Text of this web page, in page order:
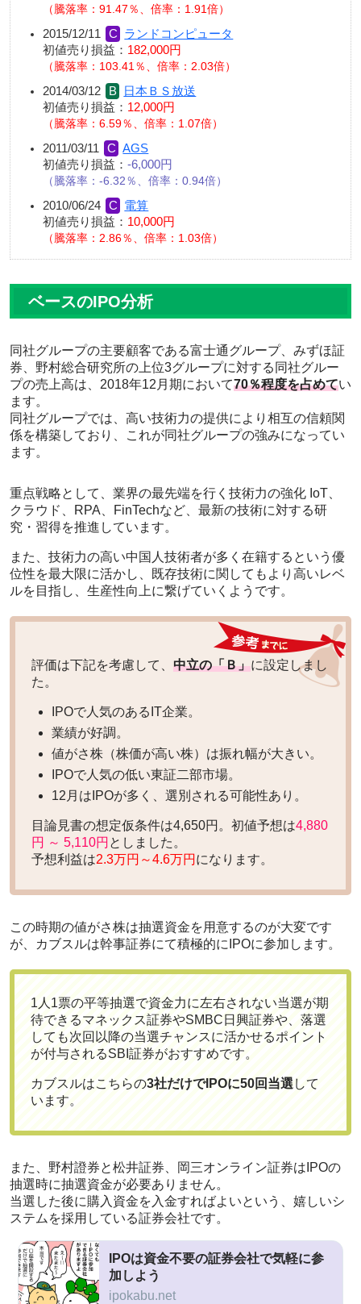
騰落率：91.47％、倍率：1.91倍
2015/12/11
ランドコンピュータ
初値売り損益： 182,000円
騰落率：103.41％、倍率：2.03倍
2014/03/12
日本ＢＳ放送
初値売り損益： 12,000円
騰落率：6.59％、倍率：1.07倍
2011/03/11
AGS
初値売り損益： -6,000円
騰落率：-6.32％、倍率：0.94倍
2010/06/24
電算
初値売り損益： 10,000円
騰落率：2.86％、倍率：1.03倍
ベースのIPO分析
同社グループの主要顧客である富士通グループ、みずほ証
券、野村総合研究所の上位3グループに対する同社グルー
プの売上高は、2018年12月期において70％程度を占めてい
ます。
同社グループでは、高い技術力の提供により相互の信頼関
係を構築しており、これが同社グループの強みになってい
ます。
重点戦略として、業界の最先端を行く技術力の強化 IoT、
クラウド、RPA、FinTechなど、最新の技術に対する研
究・習得を推進しています。
また、技術力の高い中国人技術者が多く在籍するという優
位性を最大限に活かし、既存技術に関してもより高いレベ
ルを目指し、生産性向上に繋げていくようです。
評価は下記を考慮して、 中立の「Ｂ」に設定しまし
た。
IPOで人気のあるIT企業。
業績が好調。
値がさ株（株価が高い株）は振れ幅が大きい。
IPOで人気の低い東証二部市場。
12月はIPOが多く、選別される可能性あり。
目論見書の想定仮条件は4,650円。初値予想は4,880
円 ～ 5,110円 としました。
予想利益は2.3万円～4.6万円 になります。
この時期の値がさ株は抽選資金を用意するのが大変です
が、カブスルは幹事証券にて積極的にIPOに参加します。
1人1票の平等抽選で資金力に左右されない当選が期
待できるマネックス証券やSMBC日興証券や、落選
しても次回以降の当選チャンスに活かせるポイント
が付与されるSBI証券がおすすめです。
カブスルはこちらの3社だけでIPOに50回当選 して
います。
また、野村證券と松井証券、岡三オンライン証券はIPOの
抽選時に抽選資金が必要ありません。
当選した後に購入資金を入金すればよいという、嬉しいシ
ステムを採用している証券会社です。
IPOは資金不要の証券会社で気軽に参
加しよう
ipokabu.net